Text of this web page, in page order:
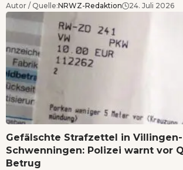
Autor / Quelle:NRWZ-Redaktion 24. Juli 2026
Gefälschte Strafzettel in Villingen-
Schwenningen: Polizei warnt vor
Betrug